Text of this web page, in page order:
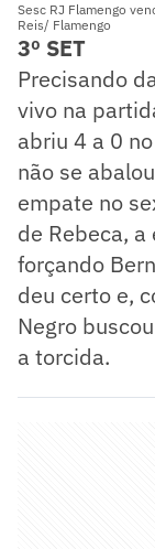
Sesc RJ Flamengo
Reis/ Flamengo
3º SET
Precisando
vivo na
abriu 4 a 0
não se
empate no
de Rebeca,
forçando
deu certo e,
Negro
a torcida.